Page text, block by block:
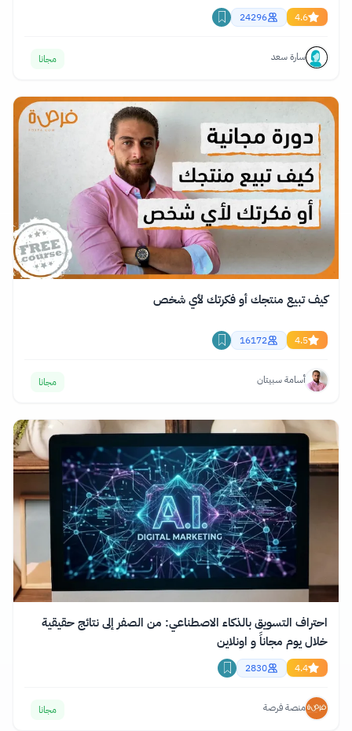
4.6
24296
سارة سعد مجانا
كيف تبيع منتجك أو فكرتك لأي شخص
4.5
16172
أسامة سبيتان مجانا
احتراف التسويق بالذكاء الاصطناعي: من الصفر إلى نتائج حقيقية
خلال يوم مجاناً و اونلاين
4.4
2830
منصة فرصة مجانا